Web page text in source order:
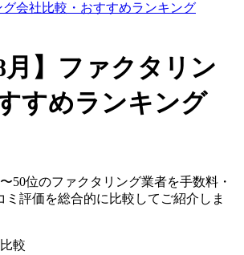
会社比較・おすすめランキング
】ファクタリン
すめランキング
〜50位のファクタリング業者を手数料・
ミ評価を総合的に比較してご紹介しま
較